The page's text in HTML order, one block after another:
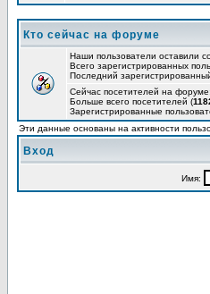
Кто сейчас на форуме
Наши пользователи оставили
Всего зарегистрированных
Последний
Сейчас посетителей на форуме:
Больше всего посетителей (
Зарегистрированные
Эти данные основаны на активности
Вход
Имя: